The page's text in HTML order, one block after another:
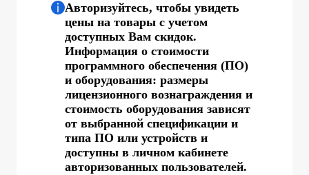
Авторизуйтесь, чтобы увидеть
цены на товары с учетом
доступных Вам скидок.
Информация о стоимости
программного обеспечения (ПО)
и оборудования: размеры
лицензионного вознаграждения и
стоимость оборудования зависят
от выбранной спецификации и
типа ПО или устройств и
доступны в личном кабинете
авторизованных пользователей.